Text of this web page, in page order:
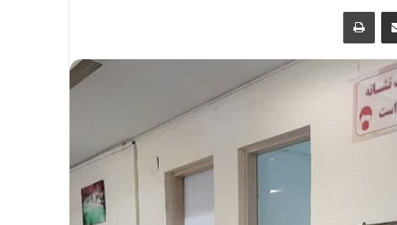
اشتراک گذاری از طریق ایمیل